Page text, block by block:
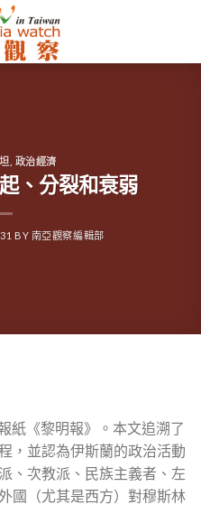
政治經濟
、分裂和衰弱
BY 南亞觀察編輯部
紙《黎明報》。本文追溯了
，並認為伊斯蘭的政治活動
、次教派、民族主義者、左
國（尤其是西方）對穆斯林